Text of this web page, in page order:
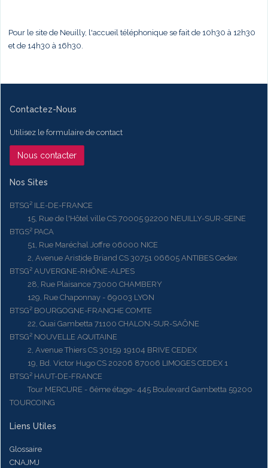
Pour le site de Neuilly, l'accueil téléphonique se fait de 10h30 à 12h30
et de 14h30 à 16h30.
Contactez-Nous
Utilisez le formulaire de contact
Nous contacter
Nos Sites
BTSG² ILE-DE-FRANCE
15, Rue de l'Hôtel ville CS 70005 92200 NEUILLY-SUR-SEINE
BTGS² PACA
51, Rue Maréchal Joffre 06000 NICE
2, Avenue Aristide Briand CS 30751 06605 ANTIBES Cedex
BTSG² AUVERGNE-RHÔNE-ALPES
28, Rue Plaisance 73000 CHAMBERY
129, Rue Chaponnay - 69003 LYON
BTSG² BOURGOGNE-FRANCHE COMTE
22, Quai Gambetta 71100 CHALON-SUR-SAÔNE
BTSG² NOUVELLE AQUITAINE
2, Avenue Thiers CS 30159 19104 BRIVE CEDEX
19, Bd. Victor Hugo CS 20206 87006 LIMOGES CEDEX 1
BTSG² HAUT-DE-FRANCE
Tour MERCURE - 6ème étage- 445 Boulevard Gambetta 59200
TOURCOING
Liens Utiles
Glossaire
CNAJMJ